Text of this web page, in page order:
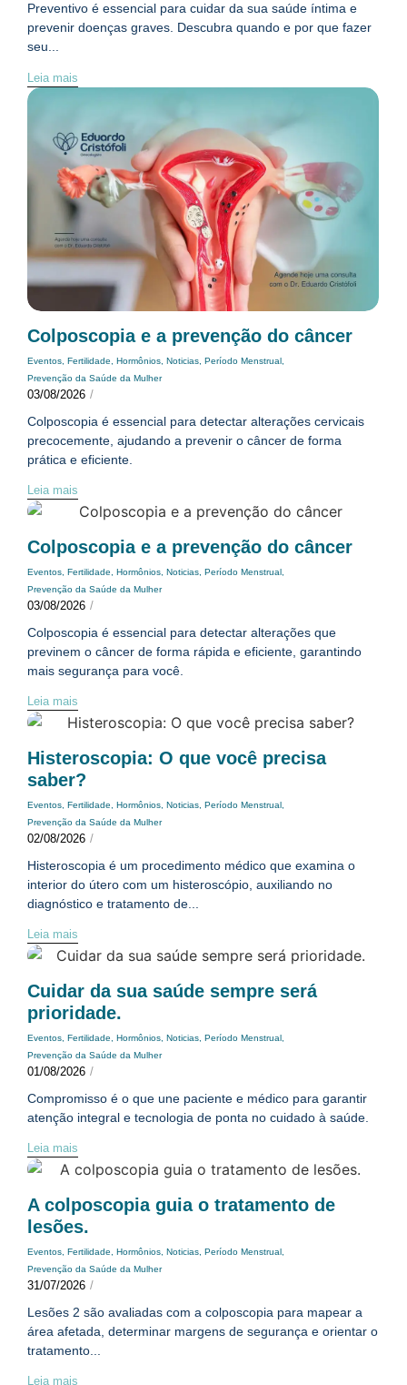
Preventivo é essencial para cuidar da sua saúde íntima e
prevenir doenças graves. Descubra quando e por que fazer
seu...
Leia mais
Colposcopia e a prevenção do câncer
Eventos Fertilidade Hormônios Noticias Período Menstrual
Prevenção da Saúde da Mulher
03/08/2026 /
Colposcopia é essencial para detectar alterações cervicais
precocemente, ajudando a prevenir o câncer de forma
prática e eficiente.
Leia mais
Colposcopia e a prevenção do câncer
Eventos Fertilidade Hormônios Noticias Período Menstrual
Prevenção da Saúde da Mulher
03/08/2026 /
Colposcopia é essencial para detectar alterações que
previnem o câncer de forma rápida e eficiente, garantindo
mais segurança para você.
Leia mais
Histeroscopia: O que você precisa
saber?
Eventos Fertilidade Hormônios Noticias Período Menstrual
Prevenção da Saúde da Mulher
02/08/2026 /
Histeroscopia é um procedimento médico que examina o
interior do útero com um histeroscópio, auxiliando no
diagnóstico e tratamento de...
Leia mais
Cuidar da sua saúde sempre será
prioridade.
Eventos Fertilidade Hormônios Noticias Período Menstrual
Prevenção da Saúde da Mulher
01/08/2026 /
Compromisso é o que une paciente e médico para garantir
atenção integral e tecnologia de ponta no cuidado à saúde.
Leia mais
A colposcopia guia o tratamento de
lesões.
Eventos Fertilidade Hormônios Noticias Período Menstrual
Prevenção da Saúde da Mulher
31/07/2026 /
Lesões 2 são avaliadas com a colposcopia para mapear a
área afetada, determinar margens de segurança e orientar o
tratamento...
Leia mais